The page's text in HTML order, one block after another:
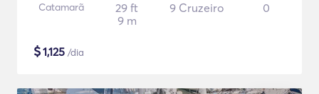
Catamarã
29 ft
9 m
9 Cruzeiro 0
$1,125 /dia